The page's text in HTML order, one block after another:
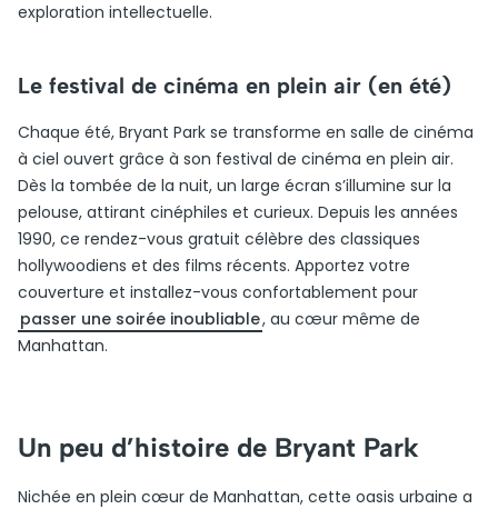
exploration intellectuelle.
Le festival de cinéma en plein air (en été)
Chaque été, Bryant Park se transforme en salle de cinéma
à ciel ouvert grâce à son festival de cinéma en plein air.
Dès la tombée de la nuit, un large écran s’illumine sur la
pelouse, attirant cinéphiles et curieux. Depuis les années
1990, ce rendez-vous gratuit célèbre des classiques
hollywoodiens et des films récents. Apportez votre
couverture et installez-vous confortablement pour
passer une soirée inoubliable, au cœur même de
Manhattan.
Un peu d’histoire de Bryant Park
Nichée en plein cœur de Manhattan, cette oasis urbaine a